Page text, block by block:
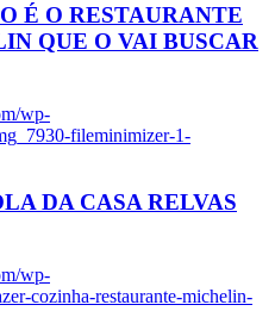
É O RESTAURANTE
QUE O VAI BUSCAR
wp-
fileminimizer-1-
DA CASA RELVAS
wp-
cozinha-restaurante-michelin-